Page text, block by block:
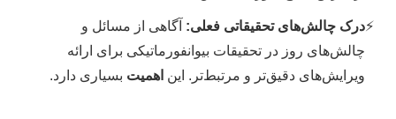
درک چالش‌های تحقیقاتی فعلی: آگاهی از مسائل و
چالش‌های روز در تحقیقات بیوانفورماتیکی برای ارائه
ویرایش‌های دقیق‌تر و مرتبط‌تر. این اهمیت بسیاری دارد.